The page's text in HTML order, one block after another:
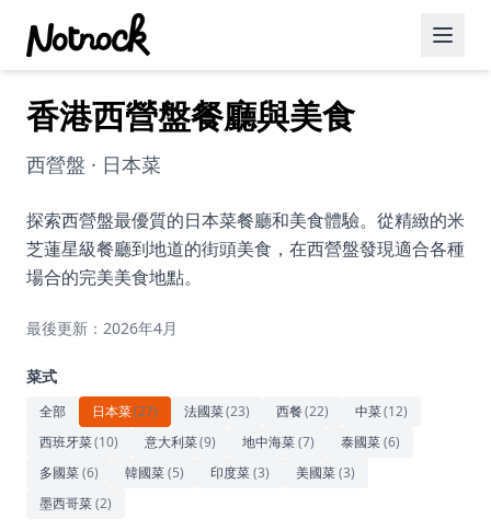
精選活動
博客文章
約會好去處
美食佳餚
運動
藝術文化
休閒
香港西營盤餐廳與美食
西營盤 · 日本菜
探索西營盤最優質的日本菜餐廳和美食體驗。從精緻的米
芝蓮星級餐廳到地道的街頭美食，在西營盤發現適合各種
場合的完美美食地點。
最後更新：2026年4月
菜式
全部 日本菜(27) 法國菜(23) 西餐(22) 中菜(12)
西班牙菜(10) 意大利菜(9) 地中海菜(7) 泰國菜(6)
多國菜(6) 韓國菜(5) 印度菜(3) 美國菜(3)
墨西哥菜(2)